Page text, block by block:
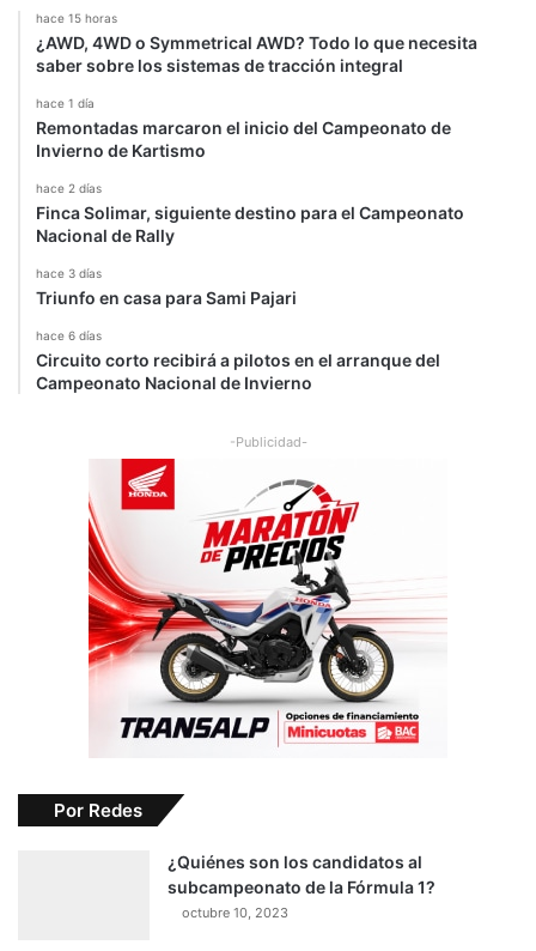
hace 15 horas
¿AWD, 4WD o Symmetrical AWD? Todo lo que necesita
saber sobre los sistemas de tracción integral
hace 1 día
Remontadas marcaron el inicio del Campeonato de
Invierno de Kartismo
hace 2 días
Finca Solimar, siguiente destino para el Campeonato
Nacional de Rally
hace 3 días
Triunfo en casa para Sami Pajari
hace 6 días
Circuito corto recibirá a pilotos en el arranque del
Campeonato Nacional de Invierno
-Publicidad-
Por Redes
¿Quiénes son los candidatos al
subcampeonato de la Fórmula 1?
octubre 10, 2023